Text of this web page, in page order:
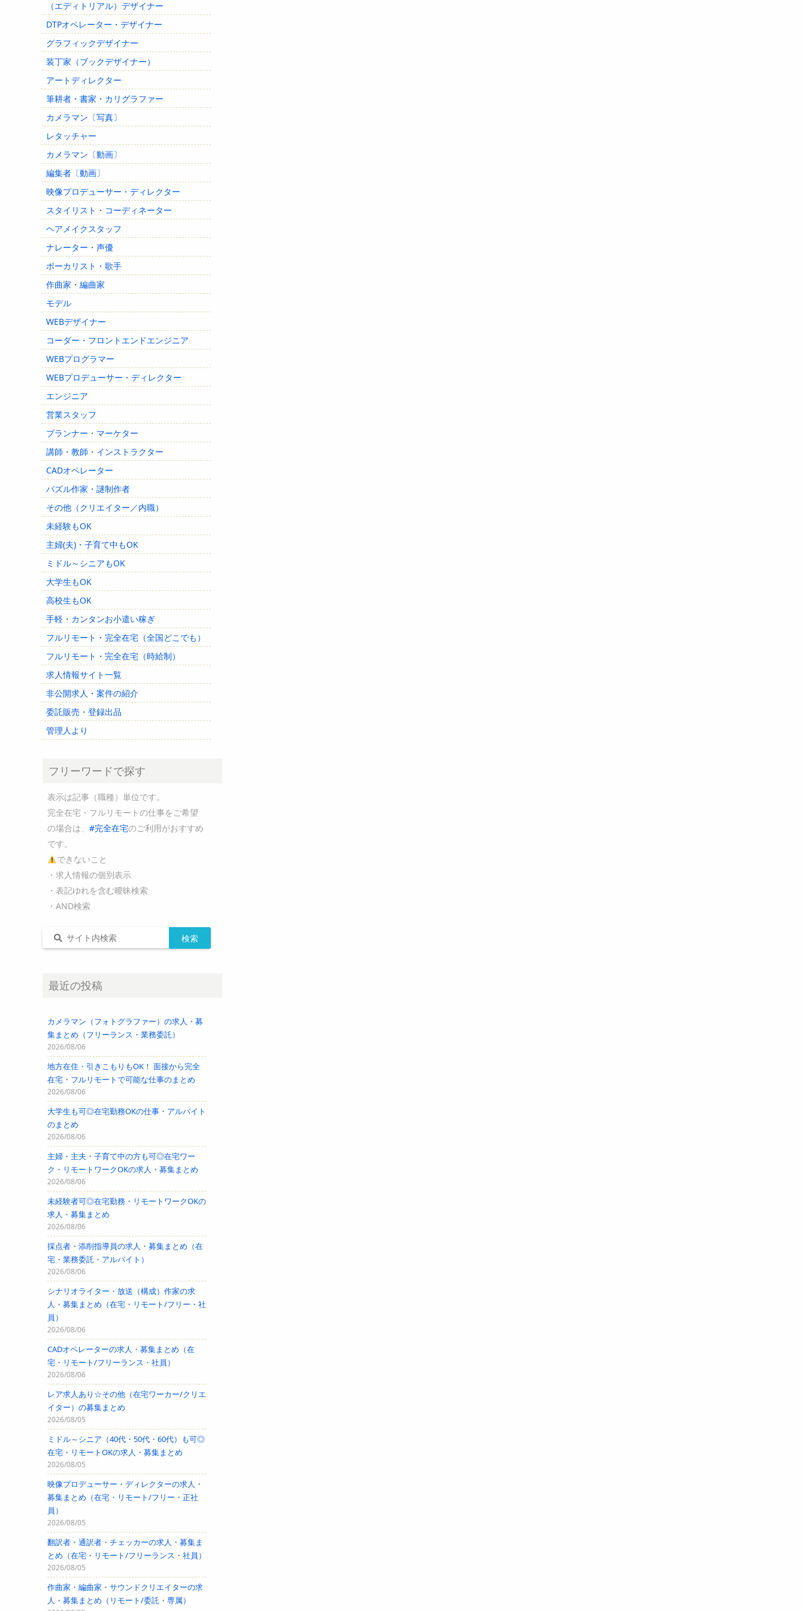
（エディトリアル）デザイナー
DTPオペレーター・デザイナー
グラフィックデザイナー
装丁家（ブックデザイナー）
アートディレクター
筆耕者・書家・カリグラファー
カメラマン〔写真〕
レタッチャー
カメラマン〔動画〕
編集者〔動画〕
映像プロデューサー・ディレクター
スタイリスト・コーディネーター
ヘアメイクスタッフ
ナレーター・声優
ボーカリスト・歌手
作曲家・編曲家
モデル
WEBデザイナー
コーダー・フロントエンドエンジニア
WEBプログラマー
WEBプロデューサー・ディレクター
エンジニア
営業スタッフ
プランナー・マーケター
講師・教師・インストラクター
CADオペレーター
パズル作家・謎制作者
その他（クリエイター／内職）
未経験もOK
主婦(夫)・子育て中もOK
ミドル～シニアもOK
大学生もOK
高校生もOK
手軽・カンタンお小遣い稼ぎ
フルリモート・完全在宅（全国どこでも）
フルリモート・完全在宅（時給制）
求人情報サイト一覧
非公開求人・案件の紹介
委託販売・登録出品
管理人より
フリーワードで探す
表示は記事（職種）単位です。
完全在宅・フルリモートの仕事をご希望
の場合は、 #完全在宅のご利用がおすすめ
です。
できないこと
・求人情報の個別表示
・表記ゆれを含む曖昧検索
・AND検索
最近の投稿
カメラマン（フォトグラファー）の求人・募
集まとめ（フリーランス・業務委託）
2026/08/06
地方在住・引きこもりもOK！ 面接から完全
在宅・フルリモートで可能な仕事のまとめ
2026/08/06
大学生も可◎在宅勤務OKの仕事・アルバイト
のまとめ
2026/08/06
主婦・主夫・子育て中の方も可◎在宅ワー
ク・リモートワークOKの求人・募集まとめ
2026/08/06
未経験者可◎在宅勤務・リモートワークOKの
求人・募集まとめ
2026/08/06
採点者・添削指導員の求人・募集まとめ（在
宅・業務委託・アルバイト）
2026/08/06
シナリオライター・放送（構成）作家の求
人・募集まとめ（在宅・リモート/フリー・社
員）
2026/08/06
CADオペレーターの求人・募集まとめ（在
宅・リモート/フリーランス・社員）
2026/08/06
レア求人あり☆その他（在宅ワーカー/クリエ
イター）の募集まとめ
2026/08/05
ミドル～シニア（40代・50代・60代）も可◎
在宅・リモートOKの求人・募集まとめ
2026/08/05
映像プロデューサー・ディレクターの求人・
募集まとめ（在宅・リモート/フリー・正社
員）
2026/08/05
翻訳者・通訳者・チェッカーの求人・募集ま
とめ（在宅・リモート/フリーランス・社員）
2026/08/05
作曲家・編曲家・サウンドクリエイターの求
人・募集まとめ（リモート/委託・専属）